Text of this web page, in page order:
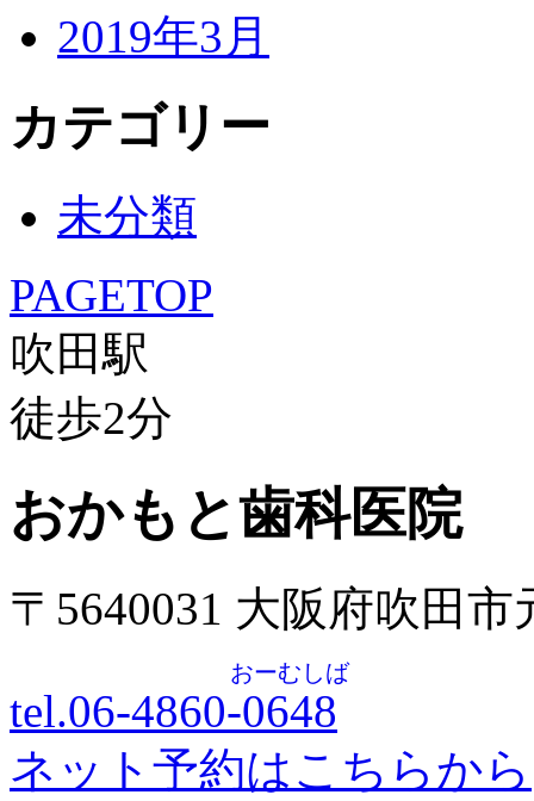
2019年3月
カテゴリー
未分類
PAGETOP
吹田駅
徒歩2分
おかもと歯科医院
〒5640031 大阪府吹田
tel.06-4860-0648
おーむしば
ネット予約はこちらから